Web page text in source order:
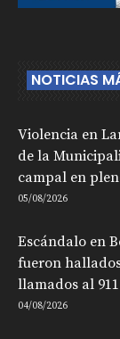
NOTICIAS
Violencia en
de la
campal en
05/08/2026
Escándalo en
fueron
llamados al 911
04/08/2026